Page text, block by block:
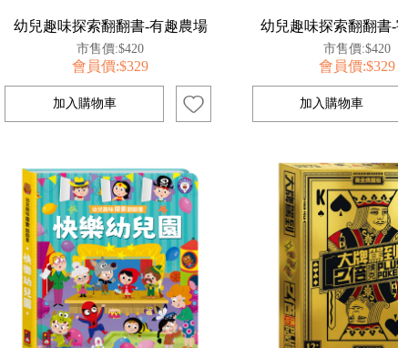
幼兒趣味探索翻翻書-有趣農場
市售價:$420
會員價:$329
幼兒趣味探索翻翻書
市售價:$420
會員價:$329